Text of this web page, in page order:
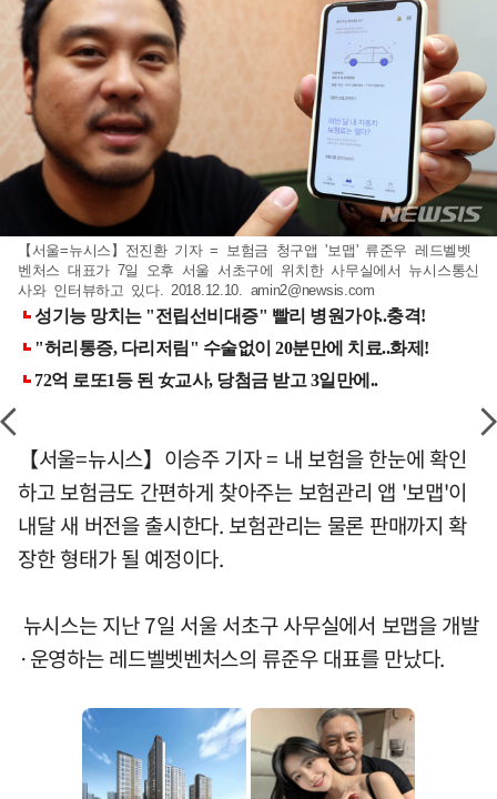
【서울=뉴시스】전진환 기자 = 보험금 청구앱 '보맵' 류준우 레드벨벳
벤처스 대표가 7일 오후 서울 서초구에 위치한 사무실에서 뉴시스통신
사와 인터뷰하고 있다. 2018.12.10. amin2@newsis.com
【서울=뉴시스】이승주 기자 = 내 보험을 한눈에 확인
하고 보험금도 간편하게 찾아주는 보험관리 앱 '보맵'이
내달 새 버전을 출시한다. 보험관리는 물론 판매까지 확
장한 형태가 될 예정이다.
뉴시스는 지난 7일 서울 서초구 사무실에서 보맵을 개발
·운영하는 레드벨벳벤처스의 류준우 대표를 만났다.